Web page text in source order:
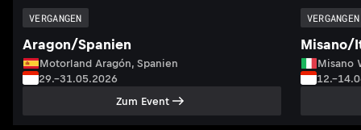
VERGANGEN
Aragon/Spanien
Motorland Aragón, Spanien
29.–31.05.2026
Zum Event
VERGANGEN
Misano/
Misano